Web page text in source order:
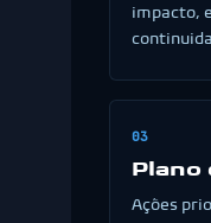
impacto,
03
Ações